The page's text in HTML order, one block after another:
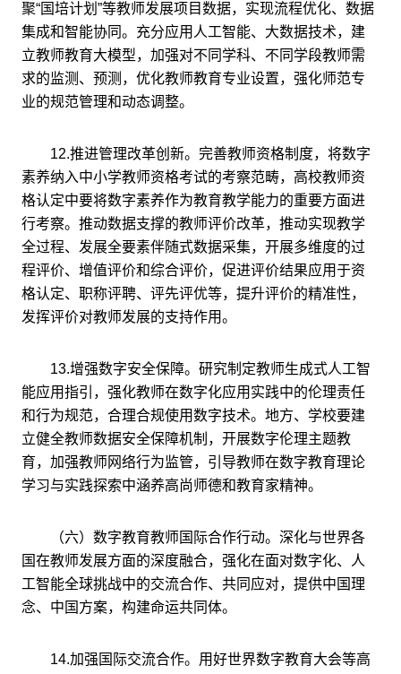
聚“国培计划”等教师发展项目数据，实现流程优化、数据
集成和智能协同。充分应用人工智能、大数据技术，建
立教师教育大模型，加强对不同学科、不同学段教师需
求的监测、预测，优化教师教育专业设置，强化师范专
业的规范管理和动态调整。
12.推进管理改革创新。完善教师资格制度，将数字
素养纳入中小学教师资格考试的考察范畴，高校教师资
格认定中要将数字素养作为教育教学能力的重要方面进
行考察。推动数据支撑的教师评价改革，推动实现教学
全过程、发展全要素伴随式数据采集，开展多维度的过
程评价、增值评价和综合评价，促进评价结果应用于资
格认定、职称评聘、评先评优等，提升评价的精准性，
发挥评价对教师发展的支持作用。
13.增强数字安全保障。研究制定教师生成式人工智
能应用指引，强化教师在数字化应用实践中的伦理责任
和行为规范，合理合规使用数字技术。地方、学校要建
立健全教师数据安全保障机制，开展数字伦理主题教
育，加强教师网络行为监管，引导教师在数字教育理论
学习与实践探索中涵养高尚师德和教育家精神。
（六）数字教育教师国际合作行动。深化与世界各
国在教师发展方面的深度融合，强化在面对数字化、人
工智能全球挑战中的交流合作、共同应对，提供中国理
念、中国方案，构建命运共同体。
14.加强国际交流合作。用好世界数字教育大会等高